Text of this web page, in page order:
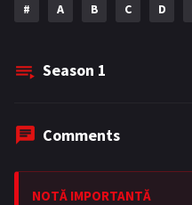
# A B C D
Season 1
Comments
NOTĂ IMPORTANTĂ